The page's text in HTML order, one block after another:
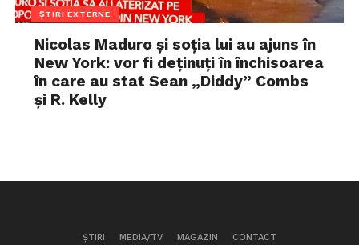
ȘTIRI EXTERNE
Nicolas Maduro și soția lui au ajuns în
New York: vor fi deținuți în închisoarea
în care au stat Sean „Diddy” Combs
și R. Kelly
ȘTIRI MEDIA/TV MAGAZIN CONTACT